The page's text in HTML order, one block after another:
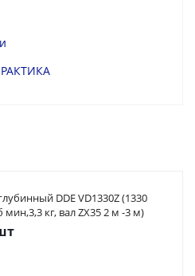
DDE VD1330Z (1330
мин,3,3 кг, вал ZX35 2 м -3 м)